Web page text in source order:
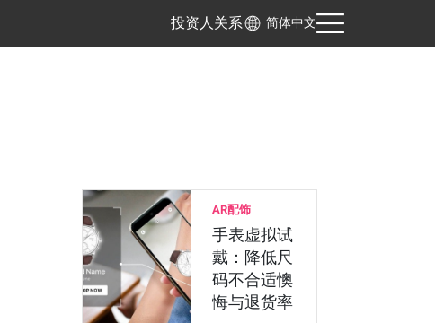
投资人关系 简体中文
AR配饰
手表虚拟试
戴：降低尺
码不合适懊
悔与退货率